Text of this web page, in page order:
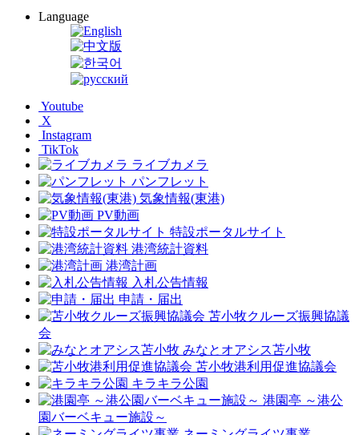
Language
Youtube
X
Instagram
TikTok
ライブカメラ
パンフレット
気象情報(東港)
PV動画
特設ポータルサイト
港湾統計資料
港湾計画
入札公告情報
申請・届出
苫小牧クルーズ振興協議
会
みなとオアシス苫小牧
苫小牧港利用促進協議会
キラキラ公園
港園亭 ～港公
園バーベキュー施設～